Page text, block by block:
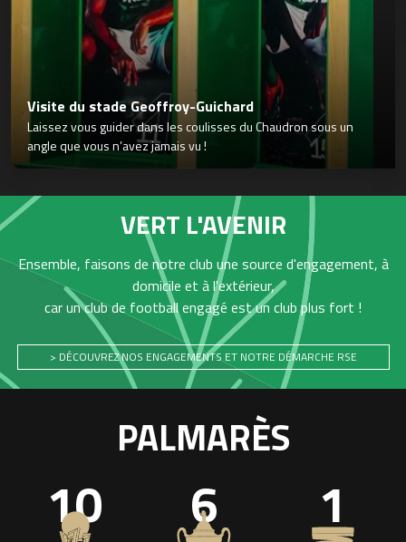
Visite du stade Geoffroy-Guichard
Laissez vous guider dans les coulisses du Chaudron sous un
angle que vous n’avez jamais vu !
VERT L'AVENIR
Ensemble, faisons de notre club une source d'engagement, à
domicile et à l'extérieur,
car un club de football engagé est un club plus fort !
> DÉCOUVREZ NOS ENGAGEMENTS ET NOTRE DÉMARCHE RSE
PALMARÈS
10 6 1